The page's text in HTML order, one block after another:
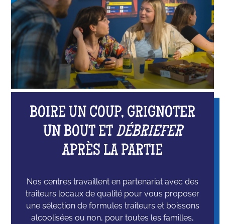
BOIRE UN COUP, GRIGNOTER
UN BOUT ET DÉBRIEFER
APRÈS LA PARTIE
Nos centres travaillent en partenariat avec des
traiteurs locaux de qualité pour vous proposer
une sélection de formules traiteurs et boissons
alcoolisées ou non, pour toutes les familles,